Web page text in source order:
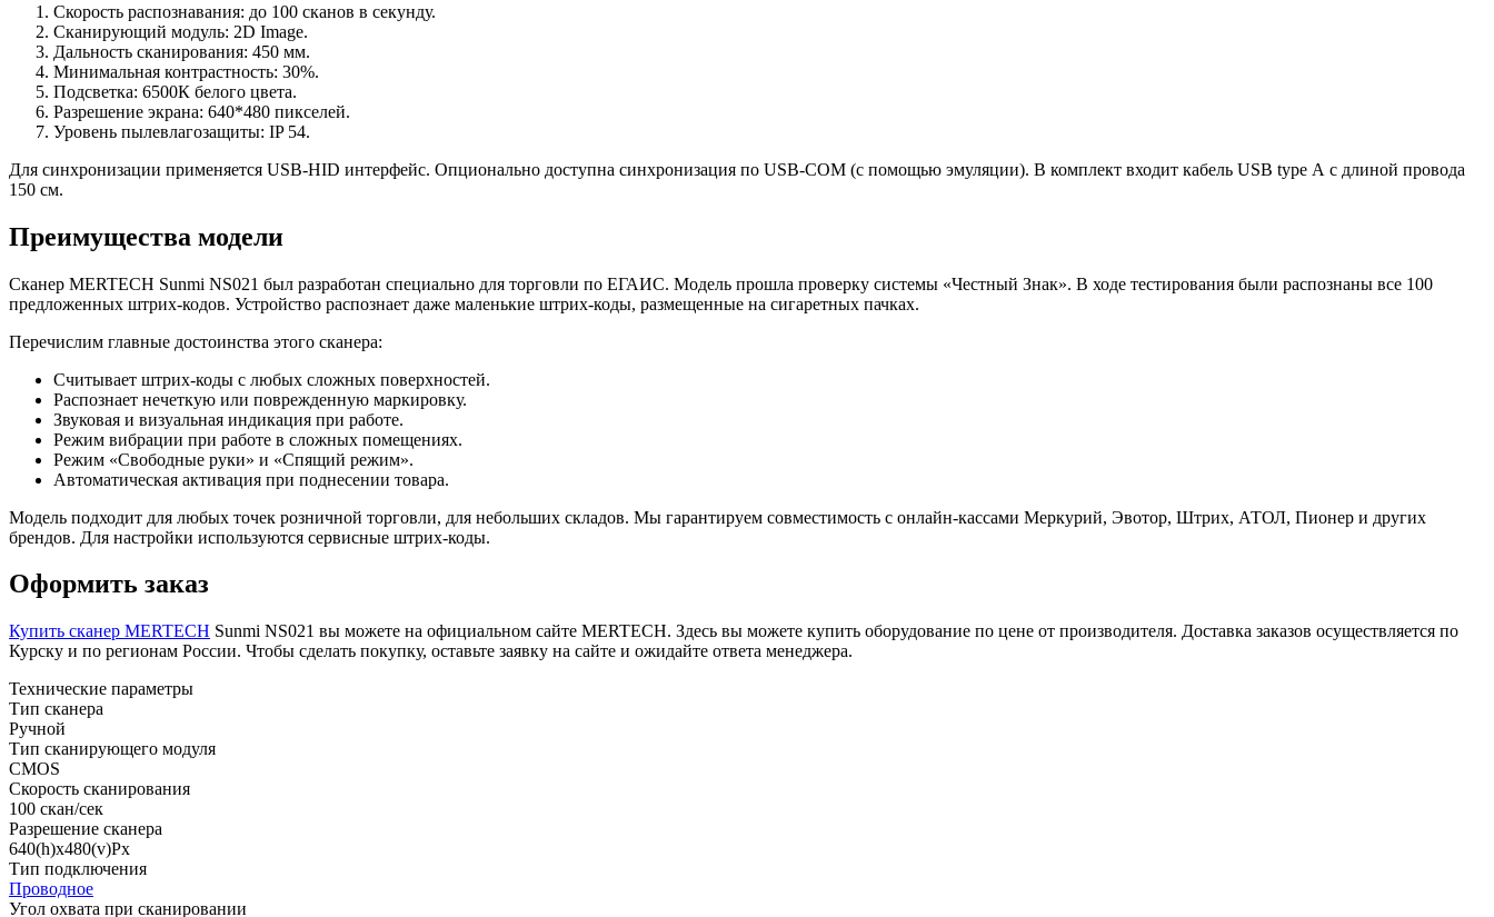
Скорость распознавания: до 100 сканов в секунду.
Сканирующий модуль: 2D Image.
Дальность сканирования: 450 мм.
Минимальная контрастность: 30%.
Подсветка: 6500К белого цвета.
Разрешение экрана: 640*480 пикселей.
Уровень пылевлагозащиты: IP 54.
Для синхронизации применяется USB-HID интерфейс. Опционально доступна синхронизация по USB-COM (с помощью эмуляции). В комплект входит кабель USB type А с длиной провода
150 см.
Преимущества модели
Сканер MERTECH Sunmi NS021 был разработан специально для торговли по ЕГАИС. Модель прошла проверку системы «Честный Знак». В ходе тестирования были распознаны все 100
предложенных штрих-кодов. Устройство распознает даже маленькие штрих-коды, размещенные на сигаретных пачках.
Перечислим главные достоинства этого сканера:
Считывает штрих-коды с любых сложных поверхностей.
Распознает нечеткую или поврежденную маркировку.
Звуковая и визуальная индикация при работе.
Режим вибрации при работе в сложных помещениях.
Режим «Свободные руки» и «Спящий режим».
Автоматическая активация при поднесении товара.
Модель подходит для любых точек розничной торговли, для небольших складов. Мы гарантируем совместимость с онлайн-кассами Меркурий, Эвотор, Штрих, АТОЛ, Пионер и других
брендов. Для настройки используются сервисные штрих-коды.
Оформить заказ
Купить сканер MERTECH Sunmi NS021 вы можете на официальном сайте MERTECH. Здесь вы можете купить оборудование по цене от производителя. Доставка заказов осуществляется по
Курску и по регионам России. Чтобы сделать покупку, оставьте заявку на сайте и ожидайте ответа менеджера.
Технические параметры
Тип сканера
Ручной
Тип сканирующего модуля
CMOS
Скорость сканирования
100 скан/сек
Разрешение сканера
640(h)х480(v)Px
Тип подключения
Проводное
Угол охвата при сканировании